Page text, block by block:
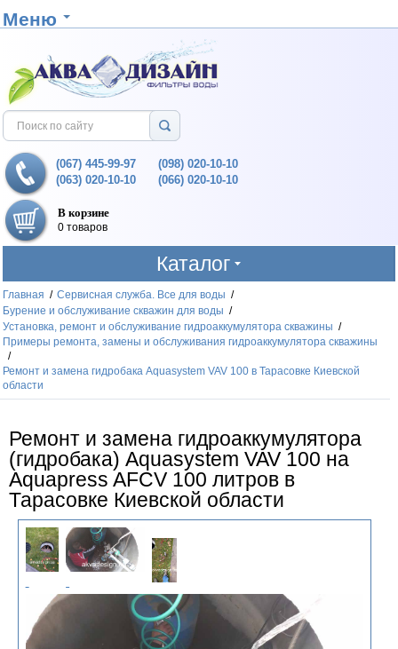
Меню
(067) 445-99-97
(063) 020-10-10
(098) 020-10-10
(066) 020-10-10
В корзине
0 товаров
Каталог
Главная / Сервисная служба. Все для воды /
Бурение и обслуживание скважин для воды /
Установка, ремонт и обслуживание гидроаккумулятора скважины /
Примеры ремонта, замены и обслуживания гидроаккумулятора скважины
/
Ремонт и замена гидробака Aquasystem VAV 100 в Тарасовке Киевской
области
Ремонт и замена гидроаккумулятора
(гидробака) Aquasystem VAV 100 на
Aquapress AFCV 100 литров в
Тарасовке Киевской области